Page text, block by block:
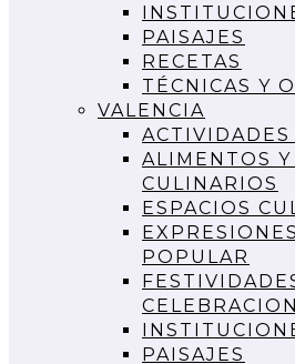
PAISAJES
RECETAS
TÉCNICAS Y
VALENCIA
ALIMENTOS Y
CULINARIOS
ESPACIOS
POPULAR
PAISAJES